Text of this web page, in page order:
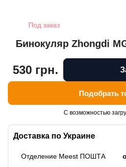
Под заказ
Бинокуляр Zhongdi
Доставка по Украине
Отделение Meest ПОШТА
530 грн.
Подобрать
С возможностью